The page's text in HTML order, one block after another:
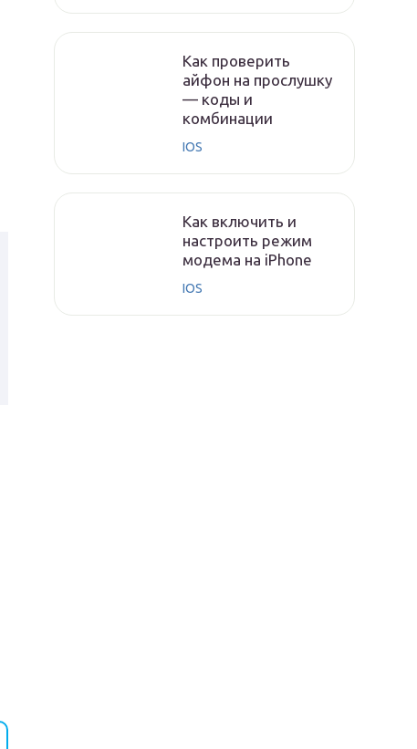
Как проверить
айфон на прослушку
— коды и
комбинации
IOS
Как включить и
настроить режим
модема на iPhone
IOS